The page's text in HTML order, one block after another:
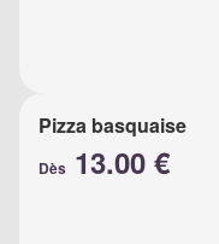
Pizza basquaise
Dès 13.00 €